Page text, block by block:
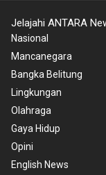
Jelajahi ANTARA
Nasional
Mancanegara
Bangka Belitung
Lingkungan
Olahraga
Gaya Hidup
Opini
English News